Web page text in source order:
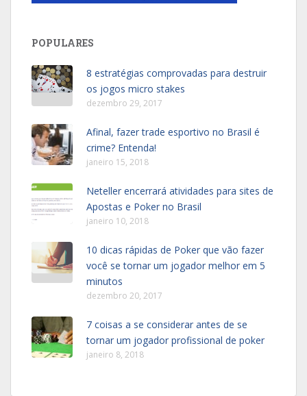
POPULARES
8 estratégias comprovadas para destruir
os jogos micro stakes
dezembro 29, 2017
Afinal, fazer trade esportivo no Brasil é
crime? Entenda!
janeiro 15, 2018
Neteller encerrará atividades para sites de
Apostas e Poker no Brasil
janeiro 10, 2018
10 dicas rápidas de Poker que vão fazer
você se tornar um jogador melhor em 5
minutos
dezembro 20, 2017
7 coisas a se considerar antes de se
tornar um jogador profissional de poker
janeiro 8, 2018